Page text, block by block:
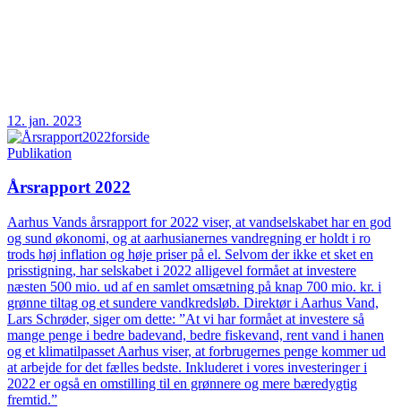
12. jan. 2023
Publikation
Årsrapport 2022
Aarhus Vands årsrapport for 2022 viser, at vandselskabet har en god
og sund økonomi, og at aarhusianernes vandregning er holdt i ro
trods høj inflation og høje priser på el. Selvom der ikke et sket en
prisstigning, har selskabet i 2022 alligevel formået at investere
næsten 500 mio. ud af en samlet omsætning på knap 700 mio. kr. i
grønne tiltag og et sundere vandkredsløb. Direktør i Aarhus Vand,
Lars Schrøder, siger om dette: ”At vi har formået at investere så
mange penge i bedre badevand, bedre fiskevand, rent vand i hanen
og et klimatilpasset Aarhus viser, at forbrugernes penge kommer ud
at arbejde for det fælles bedste. Inkluderet i vores investeringer i
2022 er også en omstilling til en grønnere og mere bæredygtig
fremtid.”